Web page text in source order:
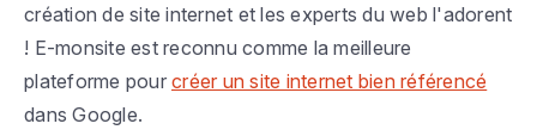
création de site internet et les experts du web l'adorent
! E-monsite est reconnu comme la meilleure
plateforme pour créer un site internet bien référencé
dans Google.